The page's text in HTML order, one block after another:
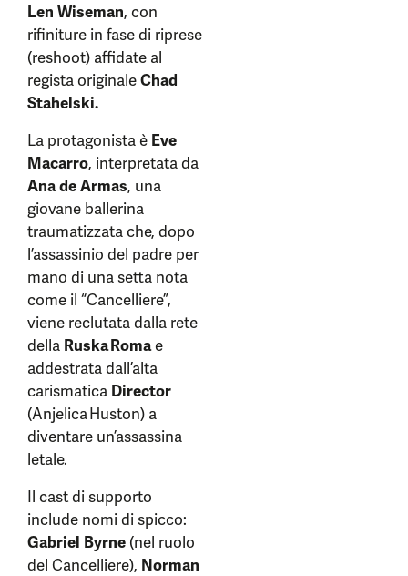
Len Wiseman, con
rifiniture in fase di riprese
(reshoot) affidate al
regista originaleChad
Stahelski.
La protagonista è Eve
Macarro, interpretata da
Ana de Armas, una
giovane ballerina
traumatizzata che, dopo
l’assassinio del padre per
mano di una setta nota
come il “Cancelliere”,
viene reclutata dalla rete
della Ruska Romae
addestrata dall’alta
carismatica Director
(Anjelica Huston) a
diventare un’assassina
letale.
Il cast di supporto
include nomi di spicco:
Gabriel Byrne (nel ruolo
del Cancelliere), Norman